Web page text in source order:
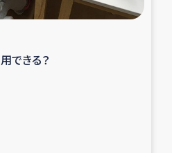
ボランティア日誌
できる？